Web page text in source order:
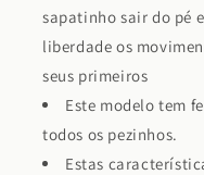
sapatinho sair do pé
liberdade os
seus primeiros
Este modelo tem
todos os pezinhos.
Estas